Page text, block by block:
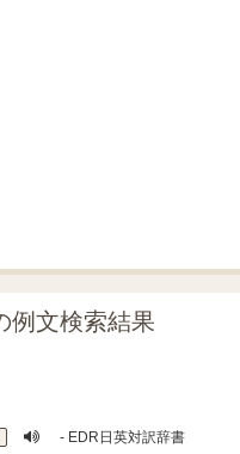
例文検索結果
- EDR日英対訳辞書